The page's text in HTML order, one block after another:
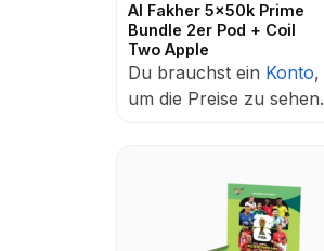
Al Fakher 5x50k Prime
Bundle 2er Pod + Coil
Two Apple
Du brauchst ein Konto,
um die Preise zu sehen.